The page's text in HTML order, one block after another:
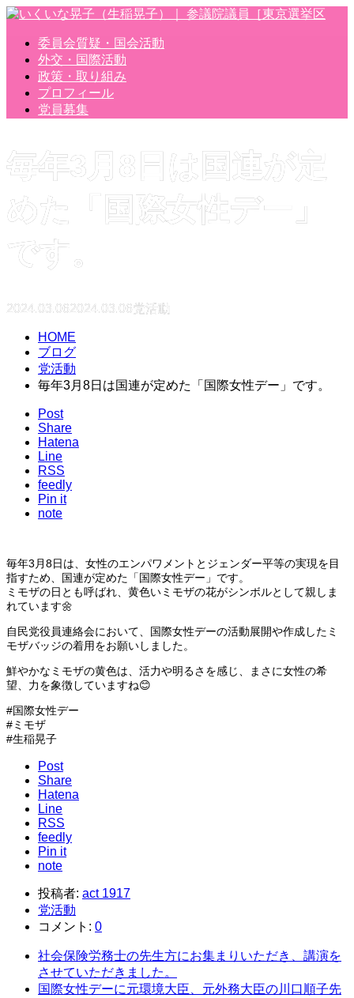
委員会質疑・国会活動
外交・国際活動
政策・取り組み
プロフィール
党員募集
毎年3月8日は国連が定
めた「国際女性デー」
です。
2024.03.062024.03.06党活動
HOME
ブログ
党活動
毎年3月8日は国連が定めた「国際女性デー」です。
Post
Share
Hatena
Line
RSS
feedly
Pin it
note
毎年3月8日は、女性のエンパワメントとジェンダー平等の実現を目
指すため、国連が定めた「国際女性デー」です。
ミモザの日とも呼ばれ、黄色いミモザの花がシンボルとして親しま
れています🌼
自民党役員連絡会において、国際女性デーの活動展開や作成したミ
モザバッジの着用をお願いしました。
鮮やかなミモザの黄色は、活力や明るさを感じ、まさに女性の希
望、力を象徴していますね😊
#国際女性デー
#ミモザ
#生稲晃子
Post
Share
Hatena
Line
RSS
feedly
Pin it
note
投稿者: act 1917
党活動
コメント: 0
社会保険労務士の先生方にお集まりいただき、講演を
させていただきました。
国際女性デーに元環境大臣、元外務大臣の川口順子先